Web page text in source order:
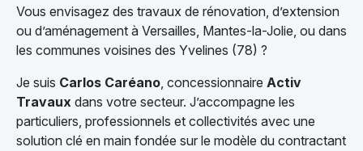
Vous envisagez des travaux de rénovation, d’extension
ou d’aménagement à Versailles, Mantes-la-Jolie, ou dans
les communes voisines des Yvelines (78) ?
Je suis Carlos Caréano, concessionnaire Activ
Travaux dans votre secteur. J’accompagne les
particuliers, professionnels et collectivités avec une
solution clé en main fondée sur le modèle du contractant